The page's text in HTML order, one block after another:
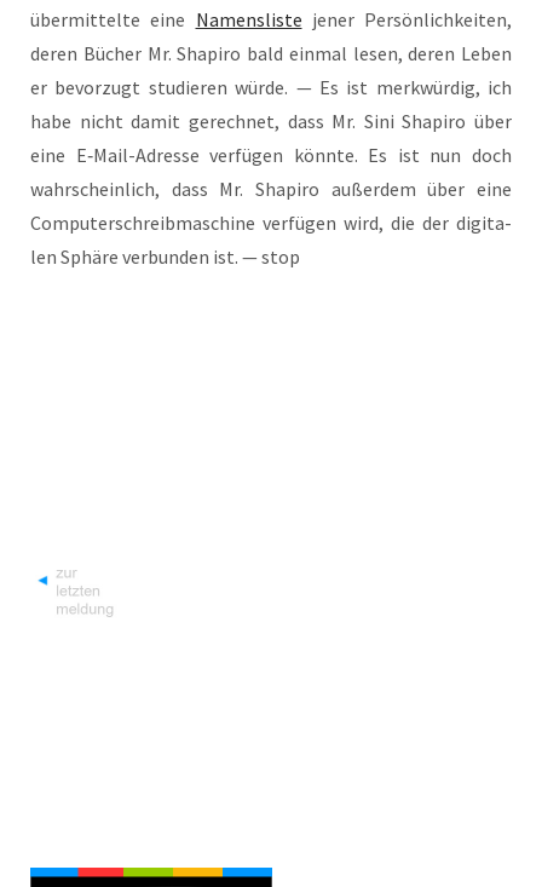
über­mit­tel­te eine Namens­lis­te jener Per­sön­lich­kei­ten,
deren Bücher Mr. Sha­pi­ro bald ein­mal lesen, deren Leben
er bevor­zugt stu­die­ren wür­de. — Es ist merk­wür­dig, ich
habe nicht damit gerech­net, dass Mr. Sini Sha­pi­ro über
eine E‑Mail-Adres­se ver­fü­gen könn­te. Es ist nun doch
wahr­schein­lich, dass Mr. Sha­pi­ro außer­dem über eine
Com­pu­ter­schreib­ma­schi­ne ver­fü­gen wird, die der digi­ta­
len Sphä­re ver­bun­den ist. — stop